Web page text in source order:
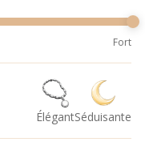
Fort
ÉlégantSéduisante